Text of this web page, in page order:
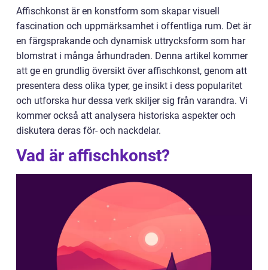
Affischkonst är en konstform som skapar visuell
fascination och uppmärksamhet i offentliga rum. Det är
en färgsprakande och dynamisk uttrycksform som har
blomstrat i många århundraden. Denna artikel kommer
att ge en grundlig översikt över affischkonst, genom att
presentera dess olika typer, ge insikt i dess popularitet
och utforska hur dessa verk skiljer sig från varandra. Vi
kommer också att analysera historiska aspekter och
diskutera deras för- och nackdelar.
Vad är affischkonst?